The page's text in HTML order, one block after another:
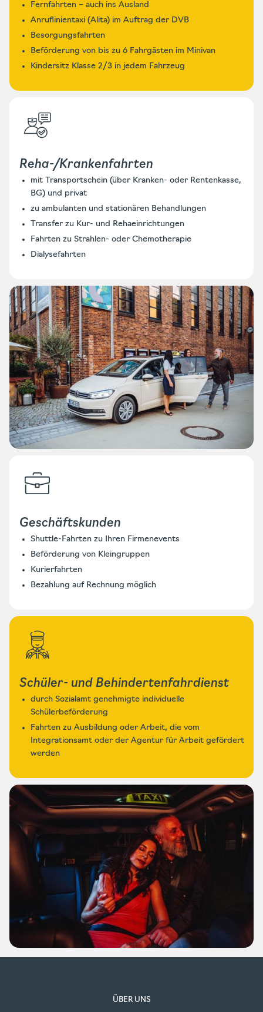
Fernfahrten – auch ins Ausland
Anruflinientaxi (Alita) im Auftrag der DVB
Besorgungsfahrten
Beförderung von bis zu 6 Fahrgästen im Minivan
Kindersitz Klasse 2/3 in jedem Fahrzeug
Reha-/Krankenfahrten
mit Transportschein (über Kranken- oder Rentenkasse,
BG) und privat
zu ambulanten und stationären Behandlungen
Transfer zu Kur- und Rehaeinrichtungen
Fahrten zu Strahlen- oder Chemotherapie
Dialysefahrten
Geschäftskunden
Shuttle-Fahrten zu Ihren Firmenevents
Beförderung von Kleingruppen
Kurierfahrten
Bezahlung auf Rechnung möglich
Schüler- und Behindertenfahrdienst
durch Sozialamt genehmigte individuelle
Schülerbeförderung
Fahrten zu Ausbildung oder Arbeit, die vom
Integrationsamt oder der Agentur für Arbeit gefördert
werden
ÜBER UNS